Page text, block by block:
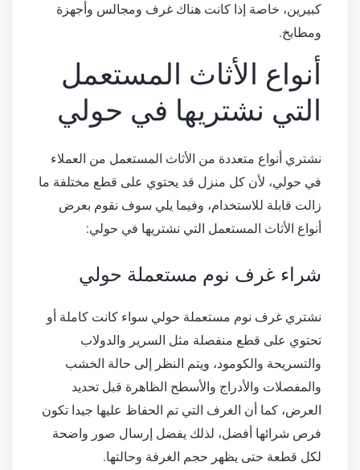
كبيرين، خاصة إذا كانت هناك غرف ومجالس وأجهزة
ومطابخ.
أنواع الأثاث المستعمل
التي نشتريها في حولي
نشتري أنواع متعددة من الأثاث المستعمل من العملاء
في حولي، لأن كل منزل قد يحتوي على قطع مختلفة ما
زالت قابلة للاستخدام، وفيما يلي سوف نقوم بعرض
أنواع الأثاث المستعمل التي نشتريها في حولي:
شراء غرف نوم مستعملة حولي
نشتري غرف نوم مستعملة حولي سواء كانت كاملة أو
تحتوي على قطع منفصلة مثل السرير والدولاب
والتسريحة والكومود، ويتم النظر إلى حالة الخشب
والمفصلات والأدراج والأسطح الظاهرة قبل تحديد
العرض، كما أن الغرف التي تم الحفاظ عليها جيدا تكون
فرص شرائها أفضل، لذلك يفضل إرسال صور واضحة
لكل قطعة حتى يظهر حجم الغرفة وحالتها.